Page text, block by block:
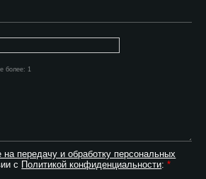
более: 1
на передачу и обработку персональных
с Политикой конфиденциальности:*